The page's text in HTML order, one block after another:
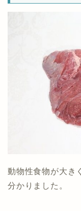
動物性食物が大き
分かりました。